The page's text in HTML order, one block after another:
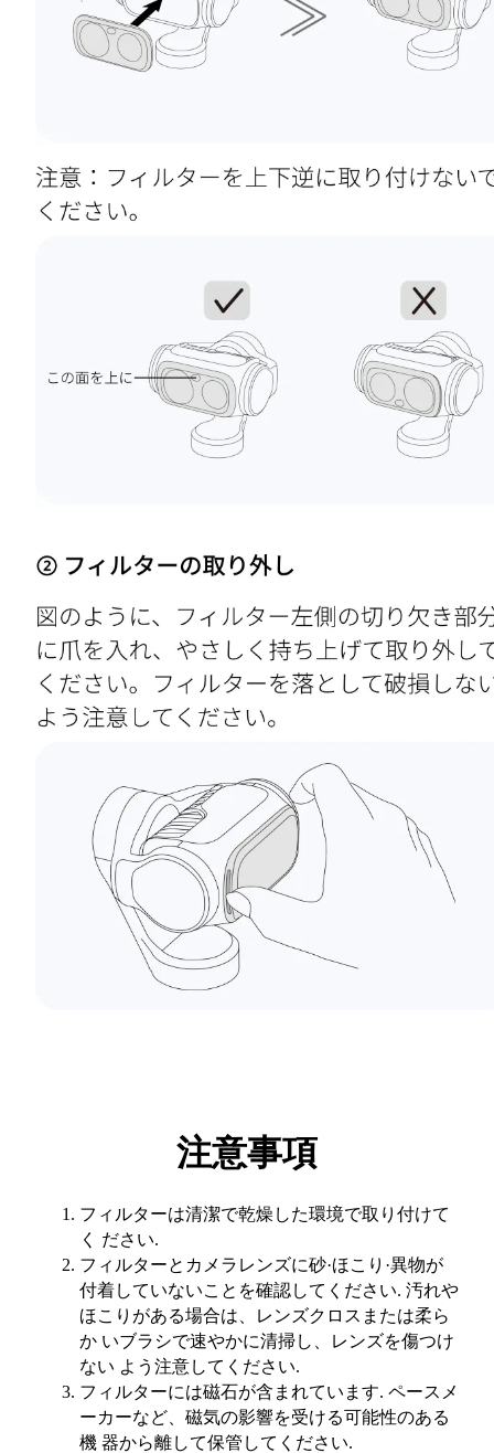
注意事項
フィルターは清潔で乾燥した環境で取り付けて
く ださい.
フィルターとカメラレンズに砂·ほこり·異物が
付着していないことを確認してください. 汚れや
ほこりがある場合は、レンズクロスまたは柔ら
か いブラシで速やかに清掃し、レンズを傷つけ
ない よう注意してください.
フィルターには磁石が含まれています. ペースメ
ーカーなど、磁気の影響を受ける可能性のある
機 器から離して保管してください.